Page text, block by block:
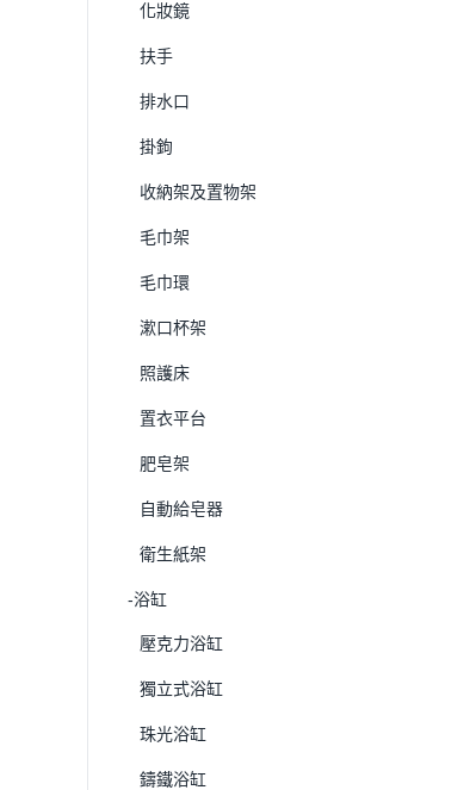
化妝鏡
扶手
排水口
掛鉤
收納架及置物架
毛巾架
毛巾環
漱口杯架
照護床
置衣平台
肥皂架
自動給皂器
衛生紙架
-浴缸
壓克力浴缸
獨立式浴缸
珠光浴缸
鑄鐵浴缸